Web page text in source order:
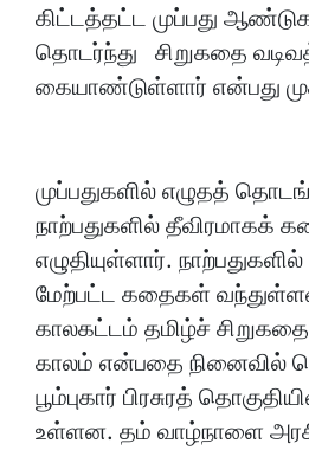
கிட்டத்தட்ட முப்பது
தொடர்ந்து சிறுகதை
கையாண்டுள்ளார் என்பது
முப்பதுகளில் எழுதத்
நாற்பதுகளில் தீவிரமாகக்
எழுதியுள்ளார்.
மேற்பட்ட கதைகள்
காலகட்டம் தமிழ்ச்
காலம் என்பதை நினைவில்
பூம்புகார் பிரசுரத்
உள்ளன. தம் வாழ்நாளை